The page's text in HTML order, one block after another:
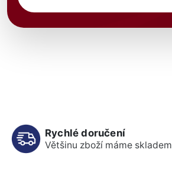
Rychlé doručení
Většinu zboží máme skladem